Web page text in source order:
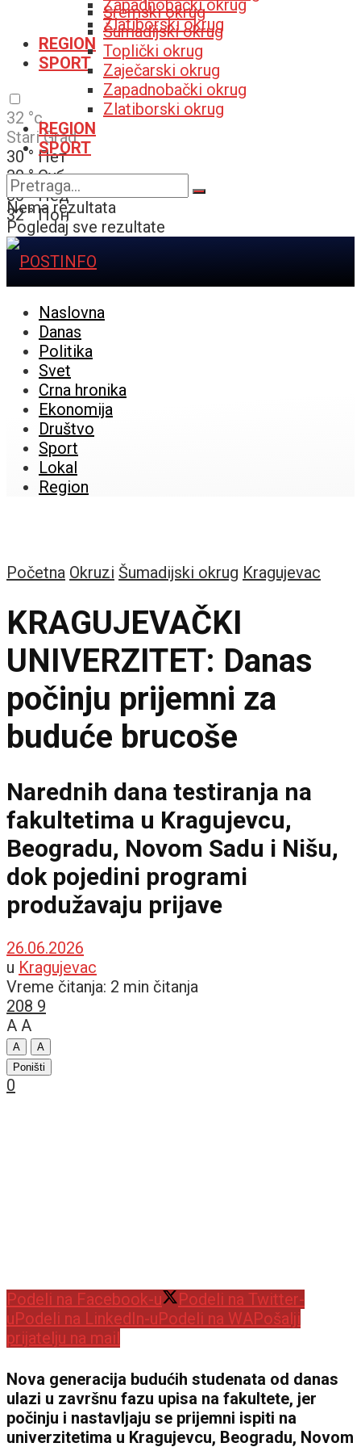
Zapadnobački okrug
Zlatiborski okrug
REGION
SPORT
32 °c
Stari Grad
30 ° Пет
30 ° Суб
30 ° Нед
32 ° Пон
Sremski okrug
Šumadijski okrug
Toplički okrug
Zaječarski okrug
Zapadnobački okrug
Zlatiborski okrug
REGION
SPORT
Nema rezultata
Pogledaj sve rezultate
Naslovna
Danas
Politika
Svet
Crna hronika
Ekonomija
Društvo
Sport
Lokal
Region
Početna Okruzi Šumadijski okrug Kragujevac
KRAGUJEVAČKI
UNIVERZITET: Danas
počinju prijemni za
buduće brucoše
Narednih dana testiranja na
fakultetima u Kragujevcu,
Beogradu, Novom Sadu i Nišu,
dok pojedini programi
produžavaju prijave
26.06.2026
u Kragujevac
Vreme čitanja: 2 min čitanja
208 9
A A
A
A
Poništi
0
Podeli na Facebook-u
Podeli na Twitter-
u Podeli na LinkedIn-u Podeli na WAPošalji
prijatelju na mail
Nova generacija budućih studenata od danas
ulazi u završnu fazu upisa na fakultete, jer
počinju i nastavljaju se prijemni ispiti na
univerzitetima u Kragujevcu, Beogradu, Novom